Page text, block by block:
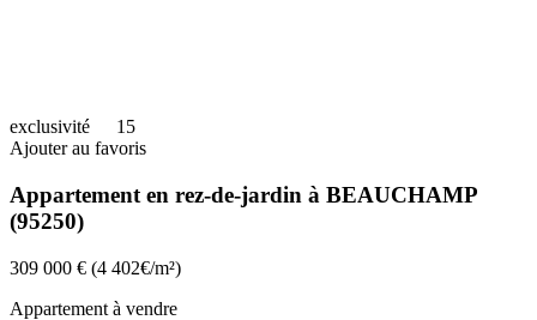
exclusivité
15
Ajouter au favoris
Appartement en rez-de-jardin à BEAUCHAMP
(95250)
309 000 € (4 402€/m²)
Appartement à vendre